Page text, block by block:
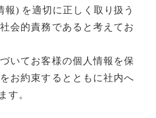
報) を適切に正しく取り扱う
会的責務であると考えてお
いてお客様の個人情報を保
お約束するとともに社内へ
す。